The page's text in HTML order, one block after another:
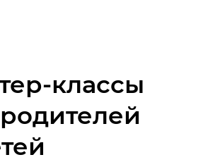
классы